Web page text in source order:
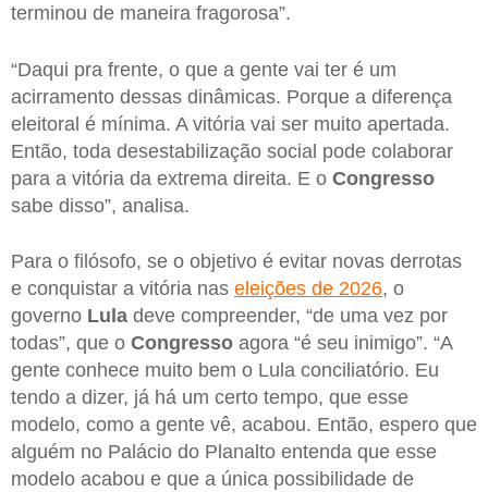
terminou de maneira fragorosa”.
“Daqui pra frente, o que a gente vai ter é um
acirramento dessas dinâmicas. Porque a diferença
eleitoral é mínima. A vitória vai ser muito apertada.
Então, toda desestabilização social pode colaborar
para a vitória da extrema direita. E o Congresso
sabe disso”, analisa.
Para o filósofo, se o objetivo é evitar novas derrotas
e conquistar a vitória nas eleições de 2026, o
governo Lula deve compreender, “de uma vez por
todas”, que o Congresso agora “é seu inimigo”. “A
gente conhece muito bem o Lula conciliatório. Eu
tendo a dizer, já há um certo tempo, que esse
modelo, como a gente vê, acabou. Então, espero que
alguém no Palácio do Planalto entenda que esse
modelo acabou e que a única possibilidade de